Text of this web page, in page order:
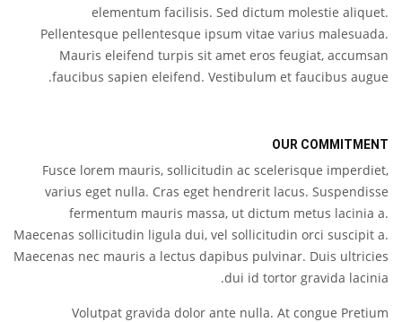
elementum facilisis. Sed dictum molestie aliquet.
Pellentesque pellentesque ipsum vitae varius malesuada.
Mauris eleifend turpis sit amet eros feugiat, accumsan
faucibus sapien eleifend. Vestibulum et faucibus augue.
OUR COMMITMENT
Fusce lorem mauris, sollicitudin ac scelerisque imperdiet,
varius eget nulla. Cras eget hendrerit lacus. Suspendisse
fermentum mauris massa, ut dictum metus lacinia a.
Maecenas sollicitudin ligula dui, vel sollicitudin orci suscipit a.
Maecenas nec mauris a lectus dapibus pulvinar. Duis ultricies
dui id tortor gravida lacinia.
Volutpat gravida dolor ante nulla. At congue Pretium